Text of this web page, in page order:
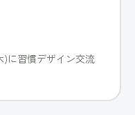
に習慣デザイン交流